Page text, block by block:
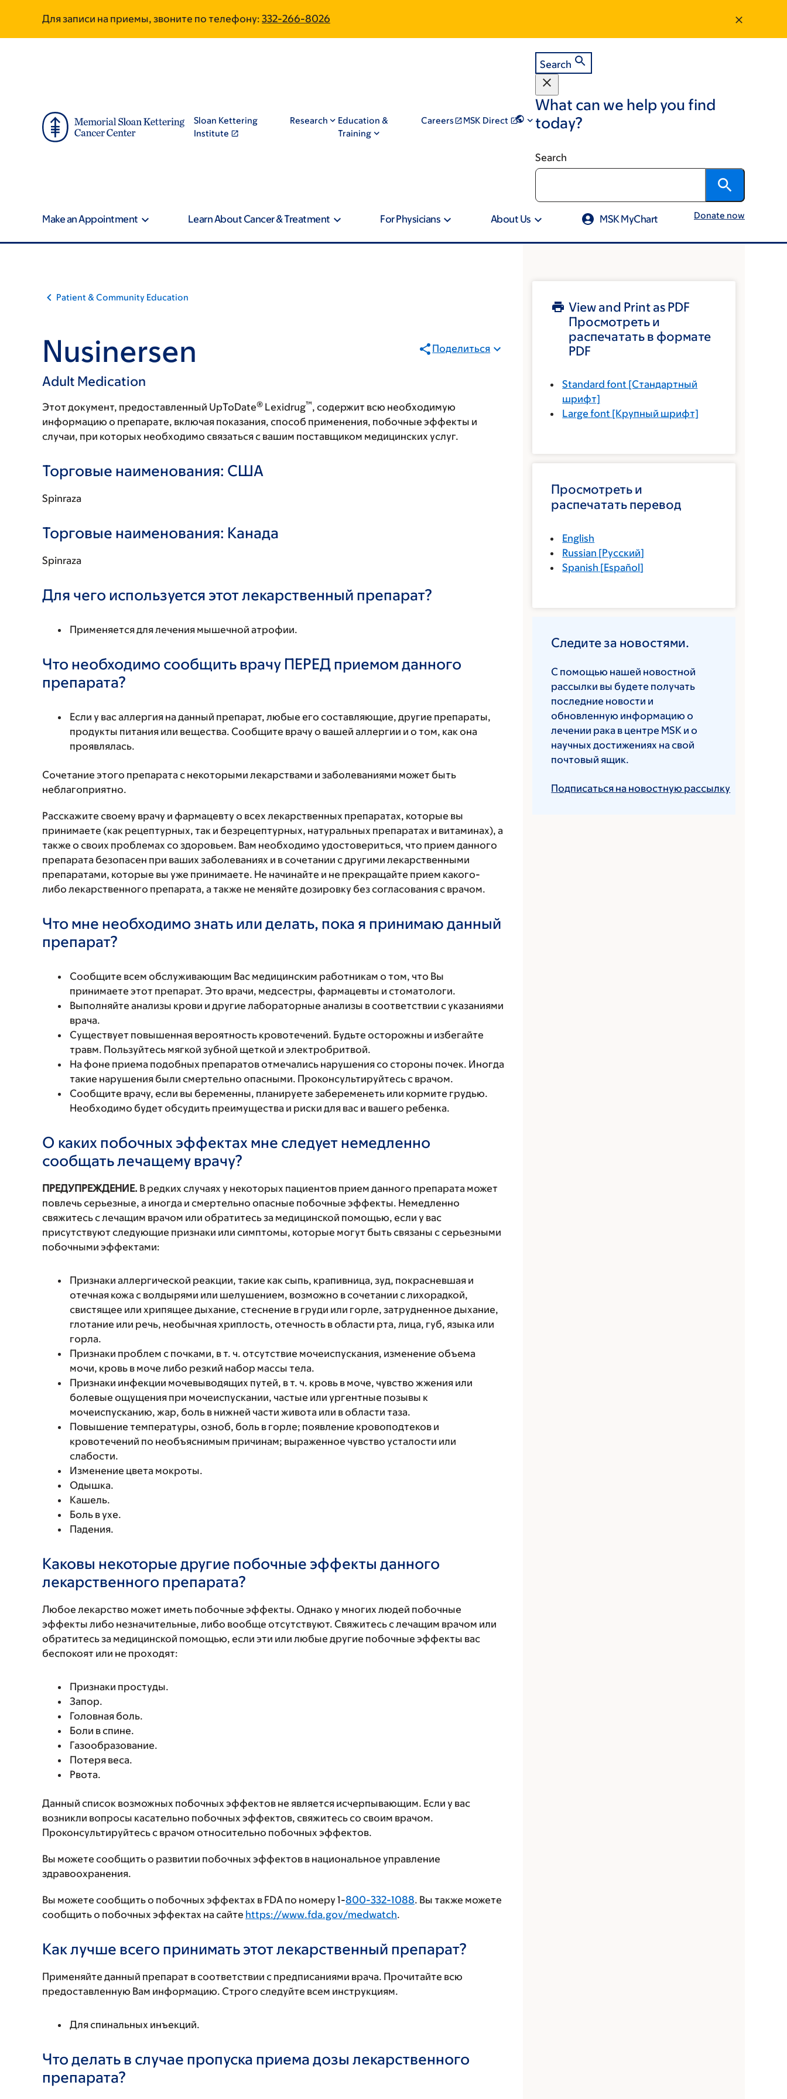
main
footer
Для записи на приемы, звоните по телефону: 332-266-8026
Sloan Kettering
Institute
Research
Education &
Training
Careers MSK Direct
Search
What can we help you find
today?
Search
Make an Appointment Learn About Cancer & Treatment For Physicians About Us MSK MyChart Donate now
Patient & Community Education
Nusinersen
Adult Medication
Поделиться
Этот документ, предоставленный UpToDate® Lexidrug™, содержит всю необходимую
информацию о препарате, включая показания, способ применения, побочные эффекты и
случаи, при которых необходимо связаться с вашим поставщиком медицинских услуг.
Торговые наименования: США
Spinraza
Торговые наименования: Канада
Spinraza
Для чего используется этот лекарственный препарат?
Применяется для лечения мышечной атрофии.
Что необходимо сообщить врачу ПЕРЕД приемом данного
препарата?
Если у вас аллергия на данный препарат, любые его составляющие, другие препараты,
продукты питания или вещества. Сообщите врачу о вашей аллергии и о том, как она
проявлялась.
Сочетание этого препарата с некоторыми лекарствами и заболеваниями может быть
неблагоприятно.
Расскажите своему врачу и фармацевту о всех лекарственных препаратах, которые вы
принимаете (как рецептурных, так и безрецептурных, натуральных препаратах и витаминах), а
также о своих проблемах со здоровьем. Вам необходимо удостовериться, что прием данного
препарата безопасен при ваших заболеваниях и в сочетании с другими лекарственными
препаратами, которые вы уже принимаете. Не начинайте и не прекращайте прием какого-
либо лекарственного препарата, а также не меняйте дозировку без согласования с врачом.
Что мне необходимо знать или делать, пока я принимаю данный
препарат?
Сообщите всем обслуживающим Вас медицинским работникам о том, что Вы
принимаете этот препарат. Это врачи, медсестры, фармацевты и стоматологи.
Выполняйте анализы крови и другие лабораторные анализы в соответствии с указаниями
врача.
Существует повышенная вероятность кровотечений. Будьте осторожны и избегайте
травм. Пользуйтесь мягкой зубной щеткой и электробритвой.
На фоне приема подобных препаратов отмечались нарушения со стороны почек. Иногда
такие нарушения были смертельно опасными. Проконсультируйтесь с врачом.
Сообщите врачу, если вы беременны, планируете забеременеть или кормите грудью.
Необходимо будет обсудить преимущества и риски для вас и вашего ребенка.
О каких побочных эффектах мне следует немедленно
сообщать лечащему врачу?
ПРЕДУПРЕЖДЕНИЕ. В редких случаях у некоторых пациентов прием данного препарата может
повлечь серьезные, а иногда и смертельно опасные побочные эффекты. Немедленно
свяжитесь с лечащим врачом или обратитесь за медицинской помощью, если у вас
присутствуют следующие признаки или симптомы, которые могут быть связаны с серьезными
побочными эффектами:
Признаки аллергической реакции, такие как сыпь, крапивница, зуд, покрасневшая и
отечная кожа с волдырями или шелушением, возможно в сочетании с лихорадкой,
свистящее или хрипящее дыхание, стеснение в груди или горле, затрудненное дыхание,
глотание или речь, необычная хриплость, отечность в области рта, лица, губ, языка или
горла.
Признаки проблем с почками, в т. ч. отсутствие мочеиспускания, изменение объема
мочи, кровь в моче либо резкий набор массы тела.
Признаки инфекции мочевыводящих путей, в т. ч. кровь в моче, чувство жжения или
болевые ощущения при мочеиспускании, частые или ургентные позывы к
мочеиспусканию, жар, боль в нижней части живота или в области таза.
Повышение температуры, озноб, боль в горле; появление кровоподтеков и
кровотечений по необъяснимым причинам; выраженное чувство усталости или
слабости.
Изменение цвета мокроты.
Одышка.
Кашель.
Боль в ухе.
Падения.
Каковы некоторые другие побочные эффекты данного
лекарственного препарата?
Любое лекарство может иметь побочные эффекты. Однако у многих людей побочные
эффекты либо незначительные, либо вообще отсутствуют. Свяжитесь с лечащим врачом или
обратитесь за медицинской помощью, если эти или любые другие побочные эффекты вас
беспокоят или не проходят:
Признаки простуды.
Запор.
Головная боль.
Боли в спине.
Газообразование.
Потеря веса.
Рвота.
Данный список возможных побочных эффектов не является исчерпывающим. Если у вас
возникли вопросы касательно побочных эффектов, свяжитесь со своим врачом.
Проконсультируйтесь с врачом относительно побочных эффектов.
Вы можете сообщить о развитии побочных эффектов в национальное управление
здравоохранения.
Вы можете сообщить о побочных эффектах в FDA по номеру 1-800-332-1088. Вы также можете
сообщить о побочных эффектах на сайте https://www.fda.gov/medwatch.
Как лучше всего принимать этот лекарственный препарат?
Применяйте данный препарат в соответствии с предписаниями врача. Прочитайте всю
предоставленную Вам информацию. Строго следуйте всем инструкциям.
Для спинальных инъекций.
Что делать в случае пропуска приема дозы лекарственного
препарата?
View and Print as PDF
Просмотреть и
распечатать в формате
PDF
Standard font [Стандартный
шрифт]
Large font [Крупный шрифт]
Просмотреть и
распечатать перевод
English
Russian [Русский]
Spanish [Español]
Следите за новостями.
С помощью нашей новостной
рассылки вы будете получать
последние новости и
обновленную информацию о
лечении рака в центре MSK и о
научных достижениях на свой
почтовый ящик.
Подписаться на новостную рассылку